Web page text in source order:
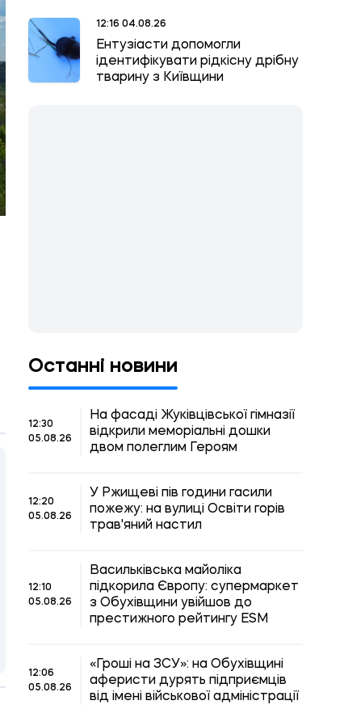
12:16 04.08.26
Ентузіасти допомогли
ідентифікувати рідкісну дрібну
тварину з Київщини
Останні новини
12:30
05.08.26
На фасаді Жуківцівської гімназії
відкрили меморіальні дошки
двом полеглим Героям
12:20
05.08.26
У Ржищеві пів години гасили
пожежу: на вулиці Освіти горів
трав'яний настил
12:10
05.08.26
Васильківська майоліка
підкорила Європу: супермаркет
з Обухівщини увійшов до
престижного рейтингу ESM
12:06
05.08.26
«Гроші на ЗСУ»: на Обухівщині
аферисти дурять підприємців
від імені військової адміністрації